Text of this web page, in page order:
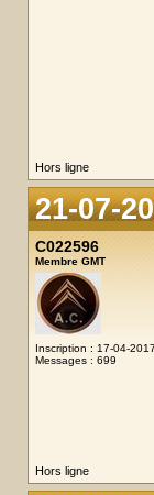
Hors ligne
21-07-
C022596
Membre GMT
Inscription : 17-04-2017
Messages : 699
Hors ligne